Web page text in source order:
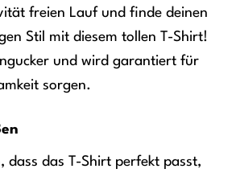
freien Lauf und finde deinen
Stil mit diesem tollen T-Shirt!
und wird garantiert für
sorgen.
dass das T-Shirt perfekt passt,